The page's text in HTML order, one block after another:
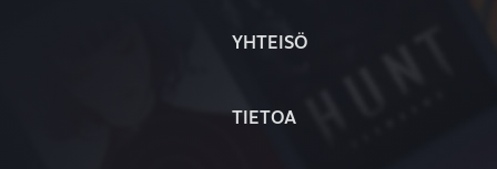
YHTEISÖ
TIETOA